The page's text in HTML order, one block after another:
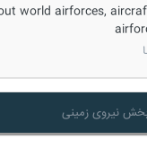
world airforces,